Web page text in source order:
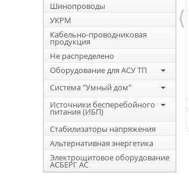
Шинопроводы
УКРМ
Кабельно-проводниковая
продукция
Не распределено
Оборудование для АСУ ТП
Система "Умный дом"
Источники бесперебойного
питания (ИБП)
Стабилизаторы напряжения
Альтернативная энергетика
Электрощитовое оборудование
АСБЕРГ АС
⟨